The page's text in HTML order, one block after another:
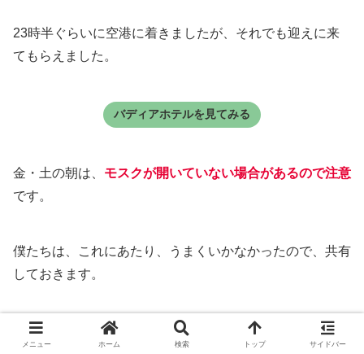
23時半ぐらいに空港に着きましたが、それでも迎えに来
てもらえました。
バディアホテルを見てみる
金・土の朝は、 モスクが開いていない場合があるので注意
です。
僕たちは、これにあたり、うまくいかなかったので、共有
しておきます。
エンパイアホテルのスタッフにツアーを組んでもらい僕た
メニュー ホーム 検索 トップ サイドバー